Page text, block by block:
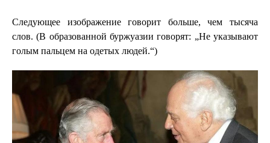
Следующее изображение говорит больше, чем тысяча
слов. (В образованной буржуазии говорят: „Не указывают
голым пальцем на одетых людей.“)